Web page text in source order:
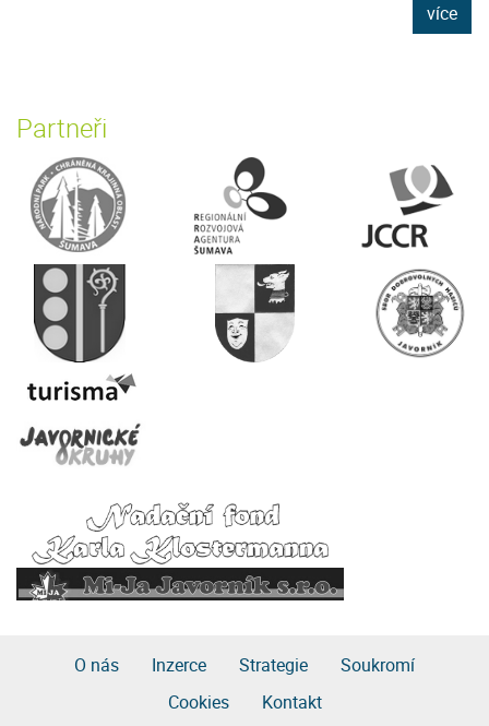
více
Partneři
O nás Inzerce Strategie
Soukromí
Cookies
Kontakt